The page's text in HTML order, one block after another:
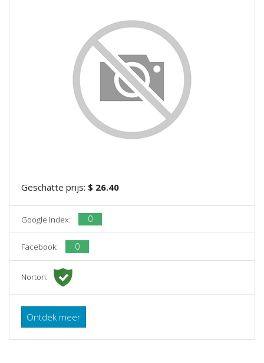
Geschatte prijs: $ 26.40
Google Index: 0
Facebook: 0
Norton:
Ontdek meer